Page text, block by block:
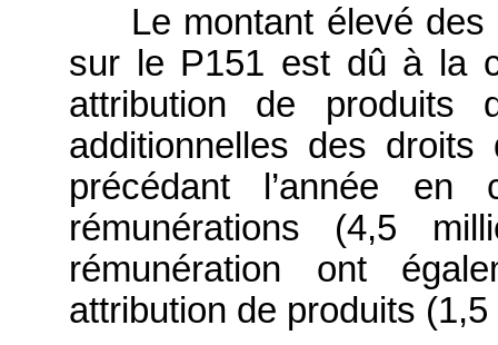
Le montant élevé des
sur le P151 est dû à la
attribution de produits
additionnelles des
précédant l’année
rémunérations (4,5
rémunération ont
attribution de produits (1,5